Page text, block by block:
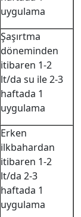
uygulama
Şaşırtma
döneminden
itibaren 1-2
lt/da su ile 2-3
haftada 1
uygulama
Erken
ilkbahardan
itibaren 1-2
lt/da 2-3
haftada 1
uygulama